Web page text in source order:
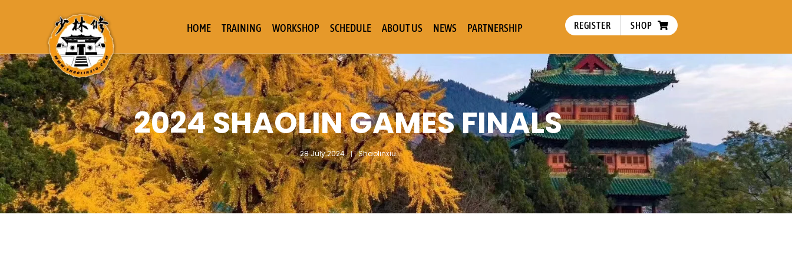
HOME TRAINING WORKSHOP SCHEDULE ABOUT US NEWS PARTNERSHIP REGISTER SHOP
2024 SHAOLIN GAMES FINALS
28 July 2024 Shaolinxiu